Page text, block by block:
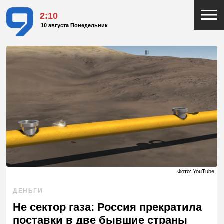
2:10
10 августа Понедельник
Фото: YouTube
ДЕНЬГИ
Не сектор газа: Россия прекратила
поставки в две бывшие страны